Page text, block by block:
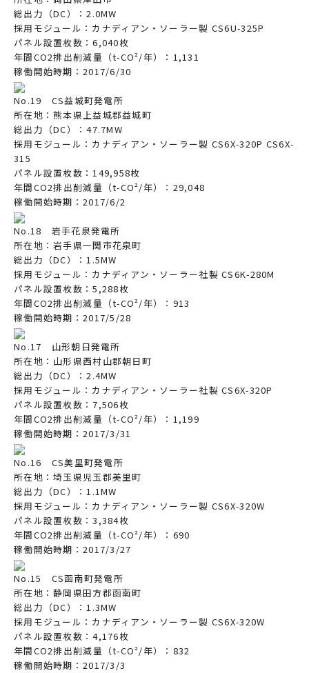
総出力（DC）：2.0MW
採用モジュール：カナディアン・ソーラー製 CS6U-325P
パネル設置枚数：6,040枚
年間CO2排出削減量（t-CO²/年）：1,131
稼働開始時期：2017/6/30
No.19 CS益城町発電所
所在地：熊本県上益城郡益城町
総出力（DC）：47.7MW
採用モジュール：カナディアン・ソーラー製 CS6X-320P CS6X-
315
パネル設置枚数：149,958枚
年間CO2排出削減量（t-CO²/年）：29,048
稼働開始時期：2017/6/2
No.18 岩手花泉発電所
所在地：岩手県一関市花泉町
総出力（DC）：1.5MW
採用モジュール：カナディアン・ソーラー社製 CS6K-280M
パネル設置枚数：5,288枚
年間CO2排出削減量（t-CO²/年）：913
稼働開始時期：2017/5/28
No.17 山形朝日発電所
所在地：山形県西村山郡朝日町
総出力（DC）：2.4MW
採用モジュール：カナディアン・ソーラー社製 CS6X-320P
パネル設置枚数：7,506枚
年間CO2排出削減量（t-CO²/年）：1,199
稼働開始時期：2017/3/31
No.16 CS美里町発電所
所在地：埼玉県児玉郡美里町
総出力（DC）：1.1MW
採用モジュール：カナディアン・ソーラー製 CS6X-320W
パネル設置枚数：3,384枚
年間CO2排出削減量（t-CO²/年）：690
稼働開始時期：2017/3/27
No.15 CS函南町発電所
所在地：静岡県田方郡函南町
総出力（DC）：1.3MW
採用モジュール：カナディアン・ソーラー製 CS6X-320W
パネル設置枚数：4,176枚
年間CO2排出削減量（t-CO²/年）：832
稼働開始時期：2017/3/3